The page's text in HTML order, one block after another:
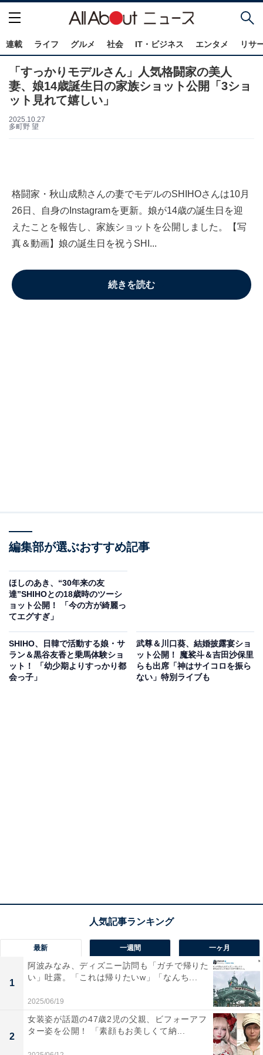
連載 ライフ グルメ 社会 IT・ビジネス エンタメ リサ
「すっかりモデルさん」人気格闘家の美人
妻、娘14歳誕生日の家族ショット公開「3ショ
ット見れて嬉しい」
2025.10.27
多町野 望
格闘家・秋山成勲さんの妻でモデルのSHIHOさんは10月
26日、自身のInstagramを更新。娘が14歳の誕生日を迎
えたことを報告し、家族ショットを公開しました。【写
真＆動画】娘の誕生日を祝うSHI...
続きを読む
編集部が選ぶおすすめ記事
ほしのあき、“30年来の友
達”SHIHOとの18歳時のツーシ
ョット公開！ 「今の方が綺麗っ
てエグすぎ」
SHIHO、日韓で活動する娘・サ
ラン＆黒谷友香と乗馬体験ショ
ット！ 「幼少期よりすっかり都
会っ子」
武尊＆川口葵、結婚披露宴ショ
ット公開！ 魔裟斗＆吉田沙保里
らも出席「神はサイコロを振ら
ない」特別ライブも
最新 一週間 一ヶ月
1
阿波みなみ、ディズニー訪問も「ガチで帰りた
い」吐露。「これは帰りたいw」「なんち...
2025/06/19
2
女装姿が話題の47歳2児の父親、ビフォーアフ
ター姿を公開！ 「素顔もお美しくて納...